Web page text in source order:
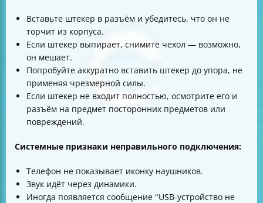
Вставьте штекер в разъём и убедитесь, что он не
торчит из корпуса.
Если штекер выпирает, снимите чехол — возможно,
он мешает.
Попробуйте аккуратно вставить штекер до упора, не
применяя чрезмерной силы.
Если штекер не входит полностью, осмотрите его и
разъём на предмет посторонних предметов или
повреждений.
Системные признаки неправильного подключения:
Телефон не показывает иконку наушников.
Звук идёт через динамики.
Иногда появляется сообщение "USB-устройство не